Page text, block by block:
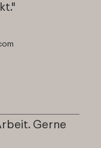
Gerne